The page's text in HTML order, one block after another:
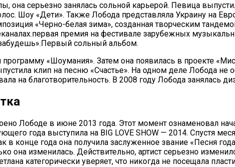
она серьезно занялась сольной карьерой. Певица
Шоу «Дети». Также Лобода представляла Украину на
«Черно-белая зима», созданная творческим
премия на фестивале зарубежных
сольный альбом.
«Шоумания». Затем она появилась в проекте
клип на песню «Счастье». На одном деле Лобода не
на благотворительность. В 2008 году Лобода занялась
Лободе в июне 2013 года. Этот момент ознаменовал
года выступила на BIG LOVE SHOW — 2014. Спустя
в конце года она получила заслуженное звание «Песня
она изменилась. Действительно, артист серьезно
категорически уверяет, что никогда не посещала